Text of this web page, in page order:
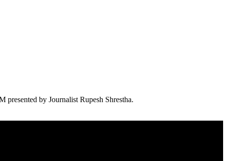
presented by Journalist Rupesh Shrestha.